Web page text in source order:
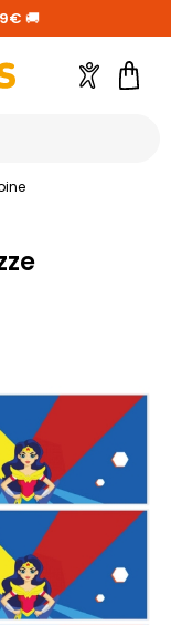
🚚
Account